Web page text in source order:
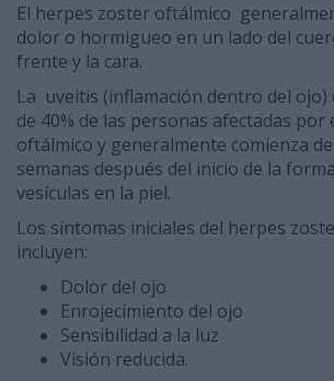
El herpes zoster oftálmico
dolor o hormigueo en un lado del
frente y la cara.
La uveitis (inflamación dentro del ojo)
de 40% de las personas afectadas
oftálmico y generalmente comienza
semanas después del inicio de la
vesículas en la piel.
Los síntomas iniciales del herpes
incluyen:
Dolor del ojo
Enrojecimiento del ojo
Sensibilidad a la luz
Visión reducida.